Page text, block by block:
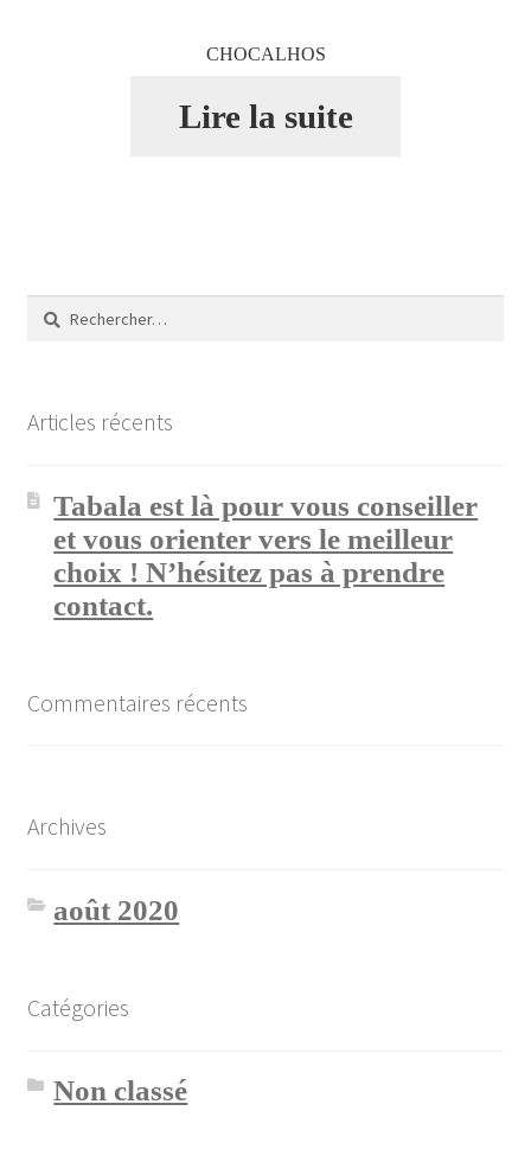
CHOCALHOS
Lire la suite
Rechercher :
Articles récents
Tabala est là pour vous conseiller
et vous orienter vers le meilleur
choix ! N’hésitez pas à prendre
contact.
Commentaires récents
Archives
août 2020
Catégories
Non classé